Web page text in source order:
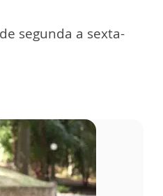
segunda a sexta-